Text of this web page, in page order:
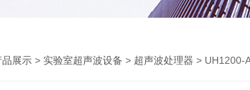
品展示 > 实验室超声波设备 > 超声波处理器 > UH1200-